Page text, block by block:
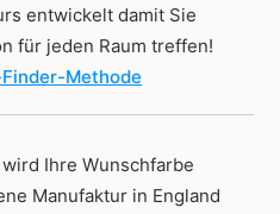
entwickelt damit Sie
für jeden Raum treffen!
Methode
Ihre Wunschfarbe
Manufaktur in England